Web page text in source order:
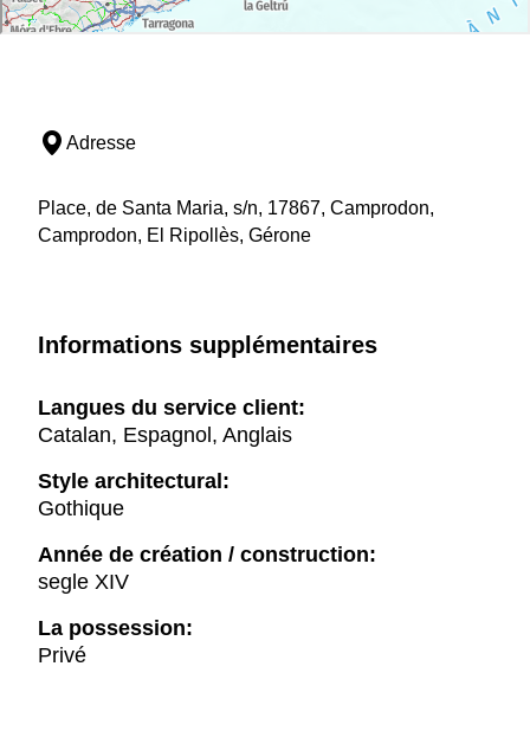
Adresse
Place, de Santa Maria, s/n, 17867, Camprodon,
Camprodon, El Ripollès, Gérone
Informations supplémentaires
Langues du service client:
Catalan, Espagnol, Anglais
Style architectural:
Gothique
Année de création / construction:
segle XIV
La possession:
Privé